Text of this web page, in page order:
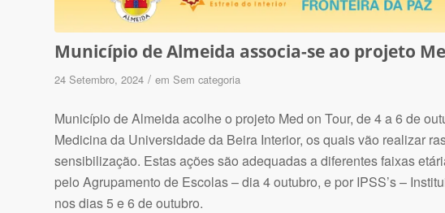
Município de Almeida associa-se ao projeto
24 Setembro, 2024 / em Sem categoria
Município de Almeida acolhe o projeto Med on Tour, de 4 a 6 de
Medicina da Universidade da Beira Interior, os quais vão realizar
sensibilização. Estas ações são adequadas a diferentes faixas
pelo Agrupamento de Escolas – dia 4 outubro, e por IPSS’s –
nos dias 5 e 6 de outubro.